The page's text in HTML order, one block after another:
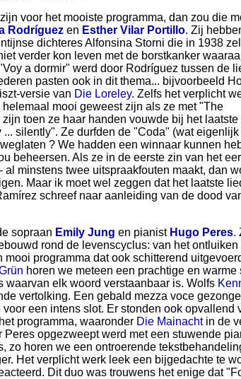
voor het mooiste programma, dan zou die
Rodríguez en Esther Vilar Portillo. Zij
dichteres Alfonsina Storni die in 1938
verder kon leven met de borstkanker
a dormir" werd door Rodríguez tussen de
pasten ook in dit thema... bijvoorbeeld
versie van Die Loreley. Zelfs het verplicht
mooi geweest zijn als ze met "The
toen ze haar handen vouwde bij het laatste
silently". Ze durfden de "Coda" (wat eigenlijk
? We hadden een winnaar kunnen
beheersen. Als ze in de eerste zin van het
al minstens twee uitspraakfouten maakt, dan
Maar ik moet wel zeggen dat het laatste
schreef naar aanleiding van de dood
sopraan Emily Jung en pianist Hugo Peres.
rond de levenscyclus: van het ontluiken
mooi programma dat ook schitterend
horen we meteen een prachtige en warme
waarvan elk woord verstaanbaar is. Wolfs
vertolking. Een gebald mezza voce
een intens slot. Er stonden ook opvallend
programma, waaronder Die Mainachtin de
Peres opgezweept werd met een stuwende
zo horen we een ontroerende
Het verplicht werk leek een bijgedachte te
Dit duo was trouwens het enige dat